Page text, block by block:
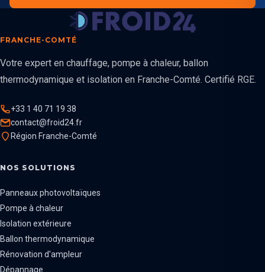
FRANCHE-COMTÉ
Votre expert en chauffage, pompe à chaleur, ballon
thermodynamique et isolation en Franche-Comté. Certifié RGE.
+33 1 40 71 19 38
contact@froid24.fr
Région Franche-Comté
NOS SOLUTIONS
Panneaux photovoltaïques
Pompe à chaleur
Isolation extérieure
Ballon thermodynamique
Rénovation d'ampleur
Dépannage